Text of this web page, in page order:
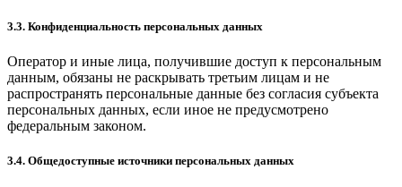
3.3. Конфиденциальность персональных данных
Оператор и иные лица, получившие доступ к персональным
данным, обязаны не раскрывать третьим лицам и не
распространять персональные данные без согласия субъекта
персональных данных, если иное не предусмотрено
федеральным законом.
3.4. Общедоступные источники персональных данных